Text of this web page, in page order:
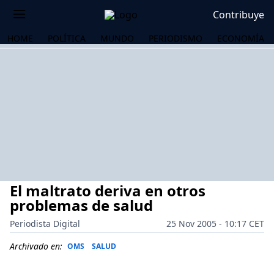
Contribuye
HOME POLÍTICA MUNDO PERIODISMO ECONOMÍA
El maltrato deriva en otros
problemas de salud
Periodista Digital
25 Nov 2005 - 10:17 CET
Archivado en: OMS SALUD